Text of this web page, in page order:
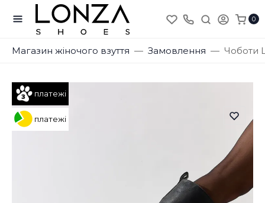
0
Магазин жіночого взуття Замовлення Чоботи
платежі
платежі